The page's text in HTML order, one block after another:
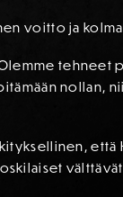
voitto ja
nollan,